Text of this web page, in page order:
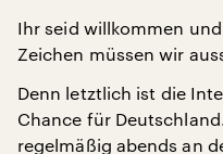
Ihr seid willkommen
Zeichen müssen wir
Denn letztlich ist die
Chance für
regelmäßig abends an